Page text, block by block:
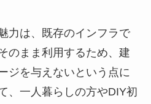
力は、既存のインフラで
のまま利用するため、建
ジを与えないという点に
、一人暮らしの方やDIY初